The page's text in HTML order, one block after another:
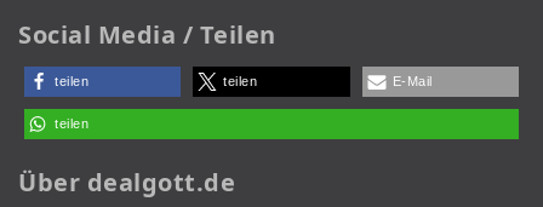
Social Media / Teilen
teilen teilen E-Mail
teilen
Über dealgott.de